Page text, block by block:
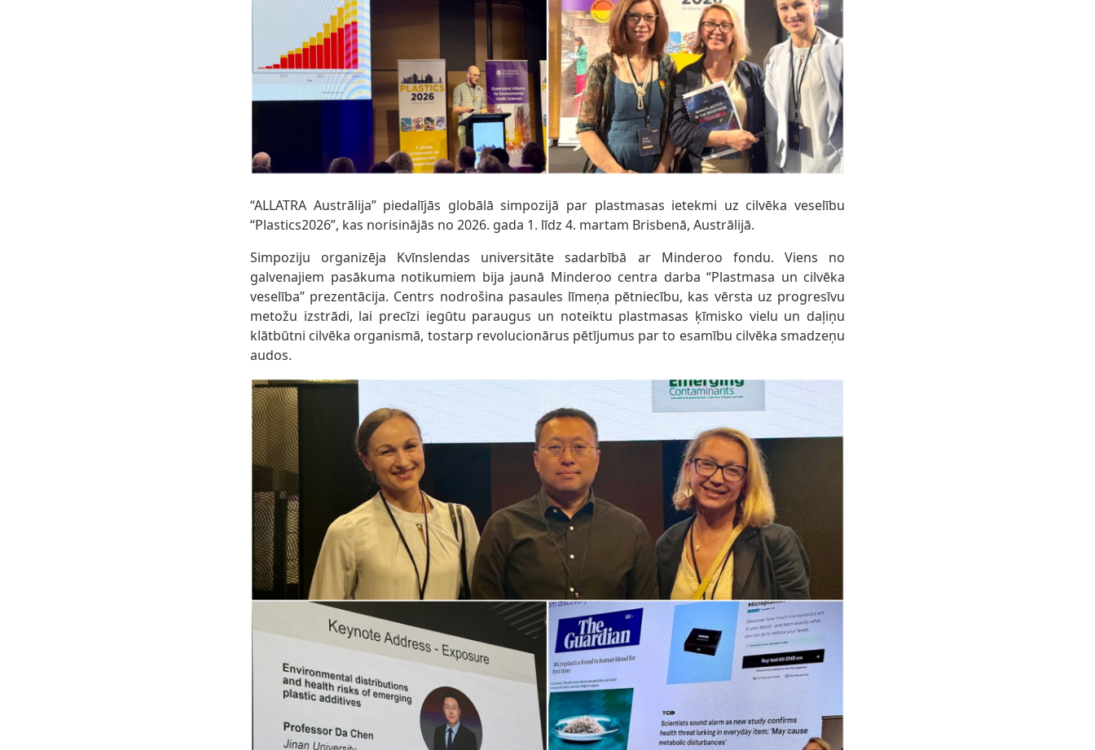
“ALLATRA Austrālija” piedalījās globālā simpozijā par plastmasas ietekmi uz cilvēka veselību
“Plastics2026”, kas norisinājās no 2026. gada 1. līdz 4. martam Brisbenā, Austrālijā.
Simpoziju organizēja Kvīnslendas universitāte sadarbībā ar Minderoo fondu. Viens no
galvenajiem pasākuma notikumiem bija jaunā Minderoo centra darba “Plastmasa un cilvēka
veselība” prezentācija. Centrs nodrošina pasaules līmeņa pētniecību, kas vērsta uz progresīvu
metožu izstrādi, lai precīzi iegūtu paraugus un noteiktu plastmasas ķīmisko vielu un daļiņu
klātbūtni cilvēka organismā, tostarp revolucionārus pētījumus par to esamību cilvēka smadzeņu
audos.